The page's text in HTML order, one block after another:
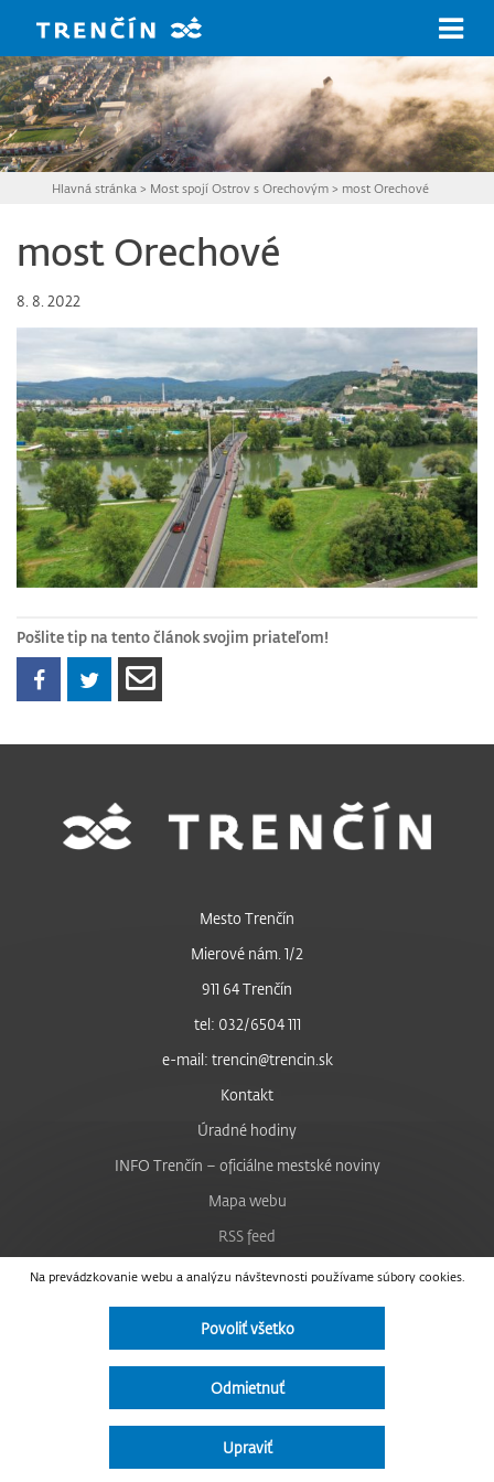
Hlavná stránka > Most spojí Ostrov s Orechovým > most Orechové
most Orechové
8. 8. 2022
Pošlite tip na tento článok svojim priateľom!
Na prevádzkovanie webu a analýzu návštevnosti používame súbory cookies.
Povoliť všetko
Odmietnuť
Upraviť
Mesto Trenčín
Mierové nám. 1/2
911 64 Trenčín
tel: 032/6504 111
e-mail: trencin@trencin.sk
Kontakt
Úradné hodiny
INFO Trenčín – oficiálne mestské noviny
Mapa webu
RSS feed
Nastavenie cookies
Facebook
Instagram
Vyhlásenie o prístupnosti